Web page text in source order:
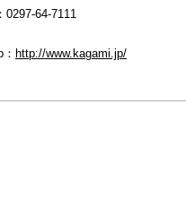
64-7111
http://www.kagami.jp/